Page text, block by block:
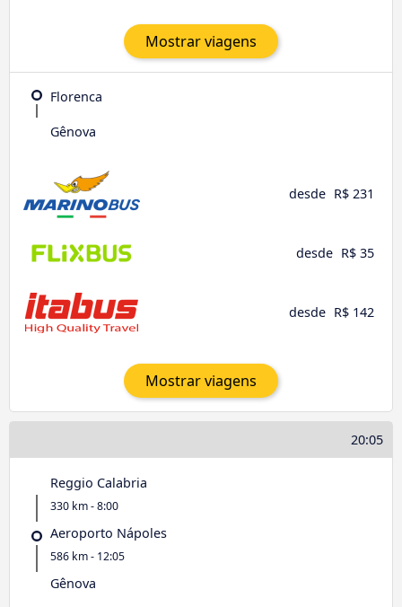
Mostrar viagens
Florenca
Gênova
desde R$ 231
desde R$ 35
desde R$ 142
Mostrar viagens
20:05
Reggio Calabria
330 km - 8:00
Aeroporto Nápoles
586 km - 12:05
Gênova